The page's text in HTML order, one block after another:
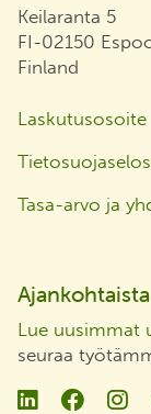
Keilaranta 5
FI-02150
Finland
Laskutusosoite
Tasa-arvo ja
Ajankohtaista
Lue uusimmat
seuraa
Linkedin